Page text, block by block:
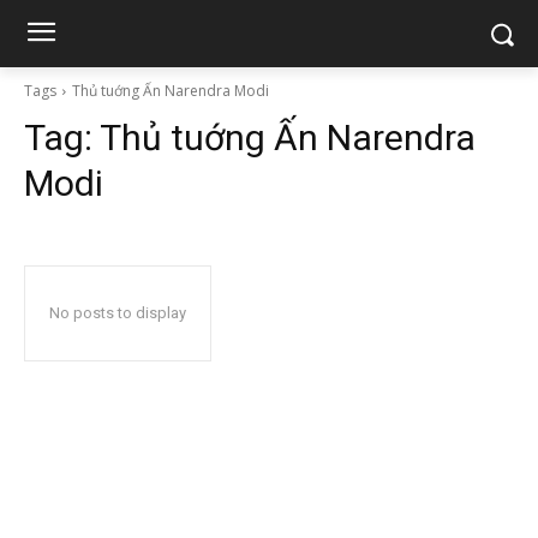
Tags Thủ tuớng Ấn Narendra Modi
Tag: Thủ tuớng Ấn Narendra
Modi
No posts to display